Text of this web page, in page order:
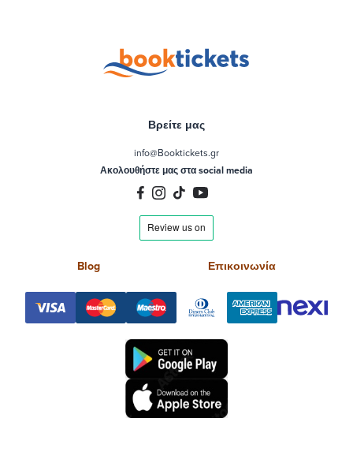
Βρείτε μας
info@Booktickets.gr
Ακολουθήστε μας στα social media
Blog Επικοινωνία